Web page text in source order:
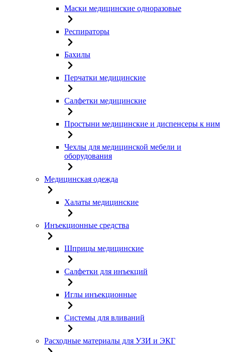
Маски медицинские одноразовые
Респираторы
Бахилы
Перчатки медицинские
Салфетки медицинские
Простыни медицинские и диспенсеры к ним
Чехлы для медицинской мебели и
оборудования
Медицинская одежда
Халаты медицинские
Инъекционные средства
Шприцы медицинские
Салфетки для инъекций
Иглы инъекционные
Системы для вливаний
Расходные материалы для УЗИ и ЭКГ